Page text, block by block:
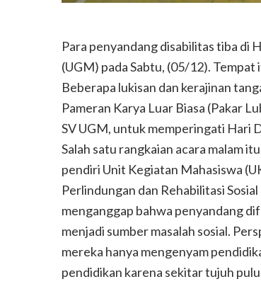
Para penyandang disabilitas tiba di
(UGM) pada Sabtu, (05/12).
Beberapa lukisan dan kerajinan
Pameran Karya Luar Biasa (Pakar
SV UGM, untuk memperingati Hari
Salah satu rangkaian acara malam
pendiri Unit Kegiatan Mahasiswa
Perlindungan dan Rehabilitasi
menganggap bahwa penyandang
menjadi sumber masalah sosial.
mereka hanya mengenyam
pendidikan karena sekitar tujuh